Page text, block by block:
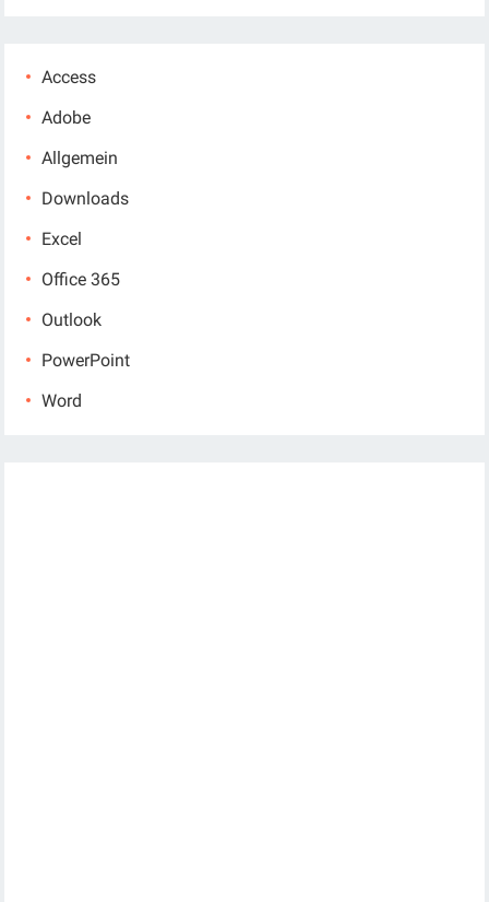
Access
Adobe
Allgemein
Downloads
Excel
Office 365
Outlook
PowerPoint
Word